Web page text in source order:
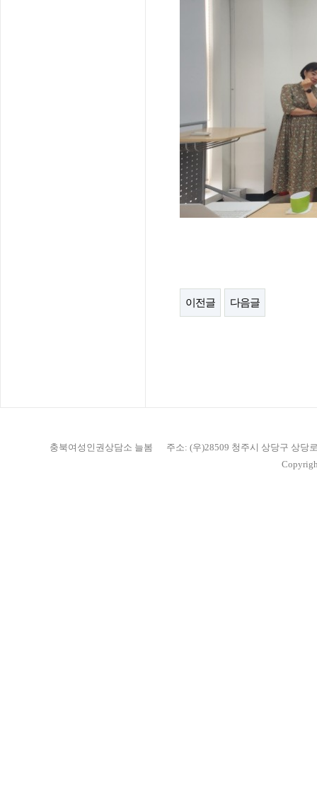
이전글 다음글
충북여성인권상담소 늘봄
주소: (우)28509 청주시 상당구 상당